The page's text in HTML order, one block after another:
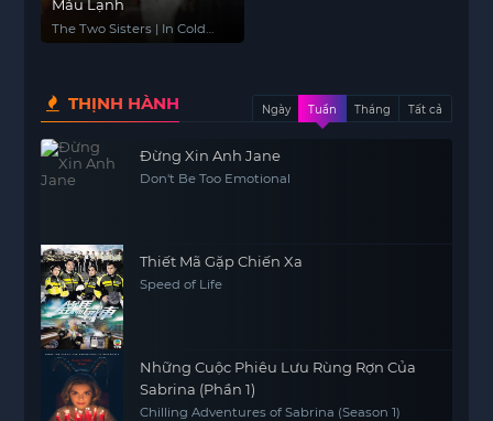
Máu Lạnh
The Two Sisters | In Cold
THỊNH HÀNH Ngày Tuần Tháng Tất cả
Đừng Xin Anh Jane
Don't Be Too Emotional
Thiết Mã Gặp Chiến Xa
Speed of Life
Những Cuộc Phiêu Lưu Rùng Rợn Của
Sabrina (Phần 1)
Chilling Adventures of Sabrina (Season 1)